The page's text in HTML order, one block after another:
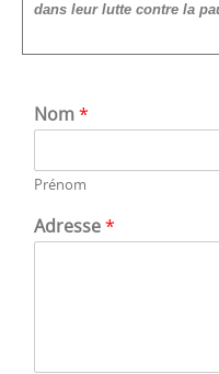
dans leur lutte contre la
Nom*
Prénom
Adresse*